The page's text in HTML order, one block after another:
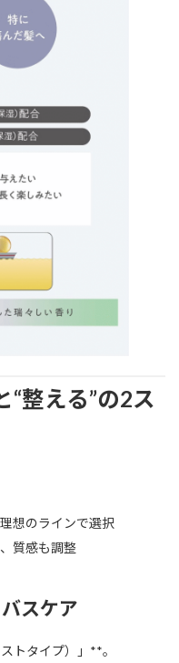
“整える”の2ス
想のラインで選択
質感も調整
スケア
トタイプ）」**。